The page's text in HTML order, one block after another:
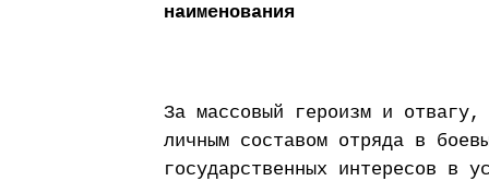
наименования
За массовый героизм и отвагу,
личным составом отряда в
государственных интересов в